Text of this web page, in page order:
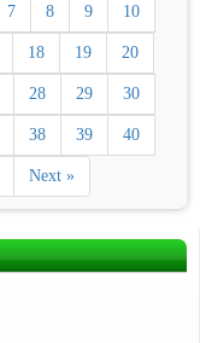
7
8 9 10
18 19 20
28 29 30
38 39 40
Next »